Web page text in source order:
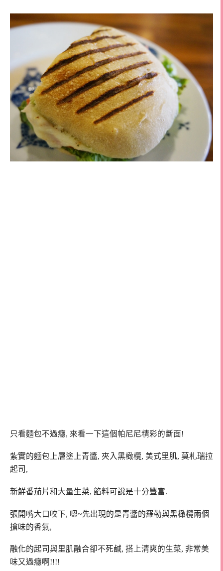
只看麵包不過癮, 來看一下這個帕尼尼精彩的斷面!
紮實的麵包上層塗上青醬, 夾入黑橄欖, 美式里肌, 莫札瑞拉
起司,
新鮮番茄片和大量生菜, 餡料可說是十分豐富.
張開嘴大口咬下, 嗯~先出現的是青醬的羅勒與黑橄欖兩個
搶味的香氣,
融化的起司與里肌融合卻不死鹹, 搭上清爽的生菜, 非常美
味又過癮啊!!!!